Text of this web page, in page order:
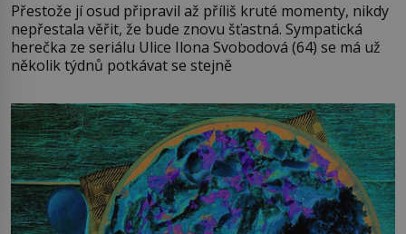
Přestože jí osud připravil až příliš kruté momenty, nikdy
nepřestala věřit, že bude znovu šťastná. Sympatická
herečka ze seriálu Ulice Ilona Svobodová (64) se má už
několik týdnů potkávat se stejně